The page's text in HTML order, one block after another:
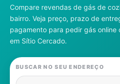
Cadastre-se
Gás
Contatos
Compare revendas de gás de
bairro. Veja preço, prazo de
pagamento para pedir gás online
em Sítio Cercado.
BUSCAR NO SEU ENDEREÇO